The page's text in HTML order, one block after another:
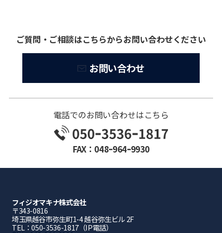
ご質問・ご相談はこちらからお問い合わせください
お問い合わせ
電話でのお問い合わせはこちら
FAX：048ｰ964ｰ9930
フィジオマキナ株式会社
〒343-0816
埼⽟県越⾕市弥⽣町1-4 越⾕弥⽣ビル 2F
TEL：050-3536-1817（IP電話）